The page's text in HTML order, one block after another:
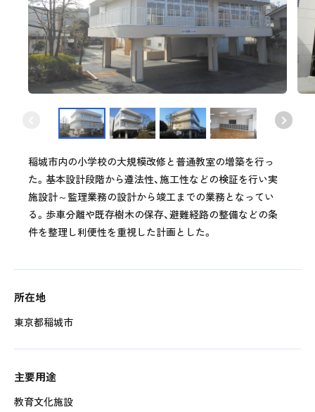
稲城市内の小学校の大規模改修と普通教室の増築を行っ
た。基本設計段階から遵法性、施工性などの検証を行い実
施設計～監理業務の設計から竣工までの業務となってい
る。歩車分離や既存樹木の保存、避難経路の整備などの条
件を整理し利便性を重視した計画とした。
所在地
東京都稲城市
主要用途
教育文化施設